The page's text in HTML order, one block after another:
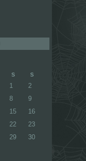
S S
1
2
8
9
15
16
22
23
29
30